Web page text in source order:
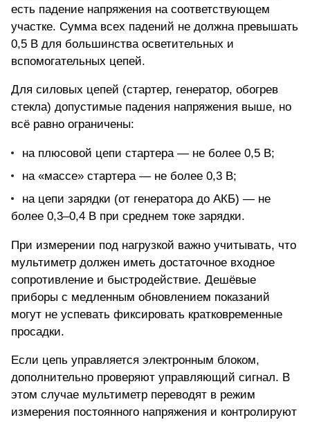
есть падение напряжения на соответствующем
участке. Сумма всех падений не должна превышать
0,5 В для большинства осветительных и
вспомогательных цепей.
Для силовых цепей (стартер, генератор, обогрев
стекла) допустимые падения напряжения выше, но
всё равно ограничены:
на плюсовой цепи стартера — не более 0,5 В;
на «массе» стартера — не более 0,3 В;
на цепи зарядки (от генератора до АКБ) — не
более 0,3–0,4 В при среднем токе зарядки.
При измерении под нагрузкой важно учитывать, что
мультиметр должен иметь достаточное входное
сопротивление и быстродействие. Дешёвые
приборы с медленным обновлением показаний
могут не успевать фиксировать кратковременные
просадки.
Если цепь управляется электронным блоком,
дополнительно проверяют управляющий сигнал. В
этом случае мультиметр переводят в режим
измерения постоянного напряжения и контролируют